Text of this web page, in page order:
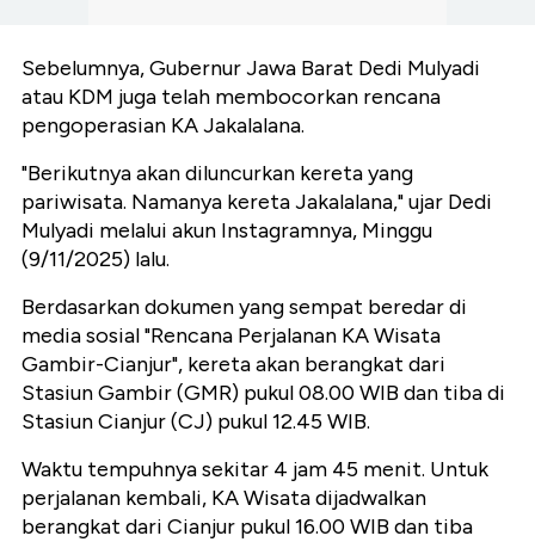
Sebelumnya, Gubernur Jawa Barat Dedi Mulyadi
atau KDM juga telah membocorkan rencana
pengoperasian KA Jakalalana.
"Berikutnya akan diluncurkan kereta yang
pariwisata. Namanya kereta Jakalalana," ujar Dedi
Mulyadi melalui akun Instagramnya, Minggu
(9/11/2025) lalu.
Berdasarkan dokumen yang sempat beredar di
media sosial "Rencana Perjalanan KA Wisata
Gambir-Cianjur", kereta akan berangkat dari
Stasiun Gambir (GMR) pukul 08.00 WIB dan tiba di
Stasiun Cianjur (CJ) pukul 12.45 WIB.
Waktu tempuhnya sekitar 4 jam 45 menit. Untuk
perjalanan kembali, KA Wisata dijadwalkan
berangkat dari Cianjur pukul 16.00 WIB dan tiba